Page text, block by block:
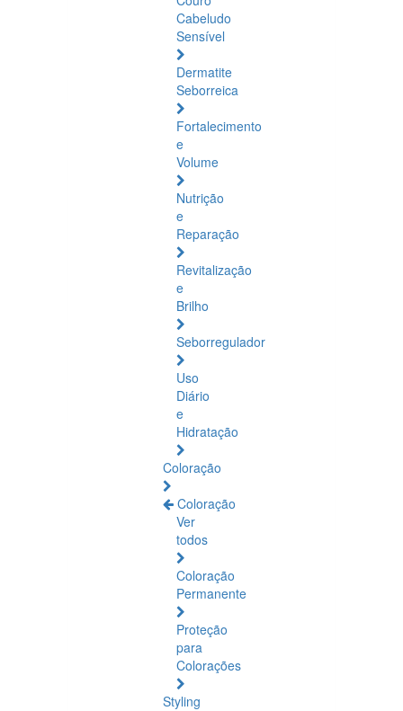
Cabeludo
Sensível
Dermatite
Seborreica
Fortalecimento
e
Volume
Nutrição
e
Reparação
Revitalização
e
Brilho
Seborregulador
Uso
Diário
e
Hidratação
Coloração
Coloração
Ver
todos
Coloração
Permanente
Proteção
para
Colorações
Styling